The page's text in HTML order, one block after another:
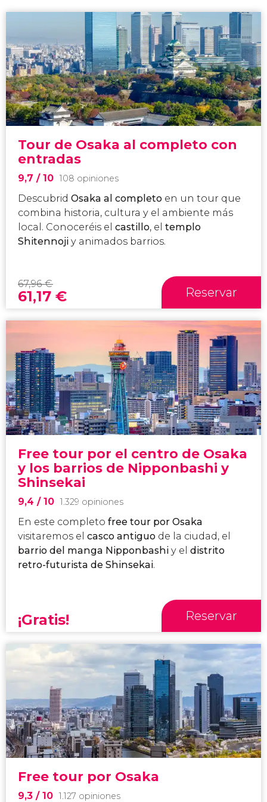
Tour de Osaka al completo con
entradas
9,7 / 10 108 opiniones
Descubrid Osaka al completo en un tour que
combina historia, cultura y el ambiente más
local. Conoceréis el castillo, el templo
Shitennoji y animados barrios.
67,96€
61,17 € Reservar
Free tour por el centro de Osaka
y los barrios de Nipponbashi y
Shinsekai
9,4 / 10 1.329 opiniones
En este completo free tour por Osaka
visitaremos el casco antiguo de la ciudad, el
barrio del manga Nipponbashi y el distrito
retro-futurista de Shinsekai.
¡Gratis! Reservar
Free tour por Osaka
9,3 / 10 1.127 opiniones